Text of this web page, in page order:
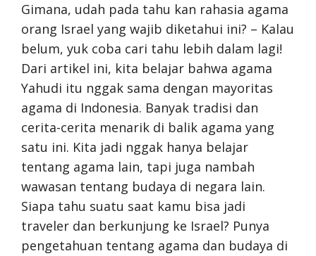
Gimana, udah pada tahu kan rahasia agama
orang Israel yang wajib diketahui ini? – Kalau
belum, yuk coba cari tahu lebih dalam lagi!
Dari artikel ini, kita belajar bahwa agama
Yahudi itu nggak sama dengan mayoritas
agama di Indonesia. Banyak tradisi dan
cerita-cerita menarik di balik agama yang
satu ini. Kita jadi nggak hanya belajar
tentang agama lain, tapi juga nambah
wawasan tentang budaya di negara lain.
Siapa tahu suatu saat kamu bisa jadi
traveler dan berkunjung ke Israel? Punya
pengetahuan tentang agama dan budaya di